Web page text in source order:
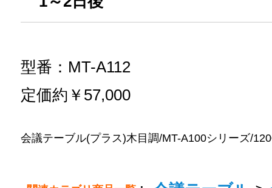
型番：MT-A112
定価約￥57,000
会議テーブル(プラス)木目調/MT-A100シリーズ/